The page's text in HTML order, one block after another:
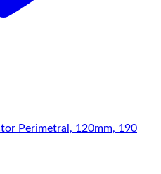
Perimetral, 120mm, 190